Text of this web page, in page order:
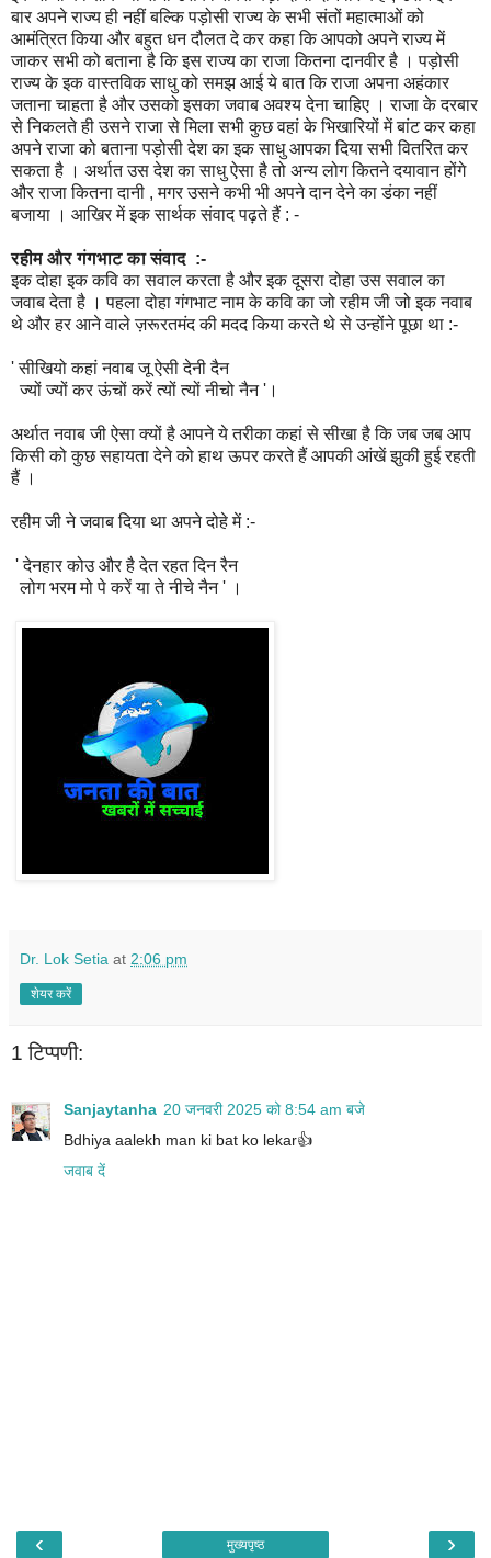
बार अपने राज्य ही नहीं बल्कि पड़ोसी राज्य के सभी संतों महात्माओं को
आमंत्रित किया और बहुत धन दौलत दे कर कहा कि आपको अपने राज्य में
जाकर सभी को बताना है कि इस राज्य का राजा कितना दानवीर है । पड़ोसी
राज्य के इक वास्तविक साधु को समझ आई ये बात कि राजा अपना अहंकार
जताना चाहता है और उसको इसका जवाब अवश्य देना चाहिए । राजा के दरबार
से निकलते ही उसने राजा से मिला सभी कुछ वहां के भिखारियों में बांट कर कहा
अपने राजा को बताना पड़ोसी देश का इक साधु आपका दिया सभी वितरित कर
सकता है । अर्थात उस देश का साधु ऐसा है तो अन्य लोग कितने दयावान होंगे
और राजा कितना दानी , मगर उसने कभी भी अपने दान देने का डंका नहीं
बजाया । आखिर में इक सार्थक संवाद पढ़ते हैं : -
रहीम और गंगभाट का संवाद :-
इक दोहा इक कवि का सवाल करता है और इक दूसरा दोहा उस सवाल का
जवाब देता है । पहला दोहा गंगभाट नाम के कवि का जो रहीम जी जो इक नवाब
थे और हर आने वाले ज़रूरतमंद की मदद किया करते थे से उन्होंने पूछा था :-
'सीखियो कहां नवाब जू ऐसी देनी दैन
ज्यों ज्यों कर ऊंचों करें त्यों त्यों नीचो नैन '।
अर्थात नवाब जी ऐसा क्यों है आपने ये तरीका कहां से सीखा है कि जब जब आप
किसी को कुछ सहायता देने को हाथ ऊपर करते हैं आपकी आंखें झुकी हुई रहती
हैं ।
रहीम जी ने जवाब दिया था अपने दोहे में :-
' देनहार कोउ और है देत रहत दिन रैन
लोग भरम मो पे करें या ते नीचे नैन ' ।
Dr. Lok Setia at 2:06 pm
शेयर करें
1 टिप्पणी:
Sanjaytanha 20 जनवरी 2025 को 8:54 am बजे
Bdhiya aalekh man ki bat ko lekar👍
जवाब दें
‹ ›
मुख्यपृष्ठ